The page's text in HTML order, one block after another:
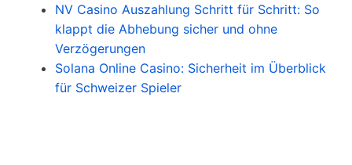
NV Casino Auszahlung Schritt für Schritt: So
klappt die Abhebung sicher und ohne
Verzögerungen
Solana Online Casino: Sicherheit im Überblick
für Schweizer Spieler